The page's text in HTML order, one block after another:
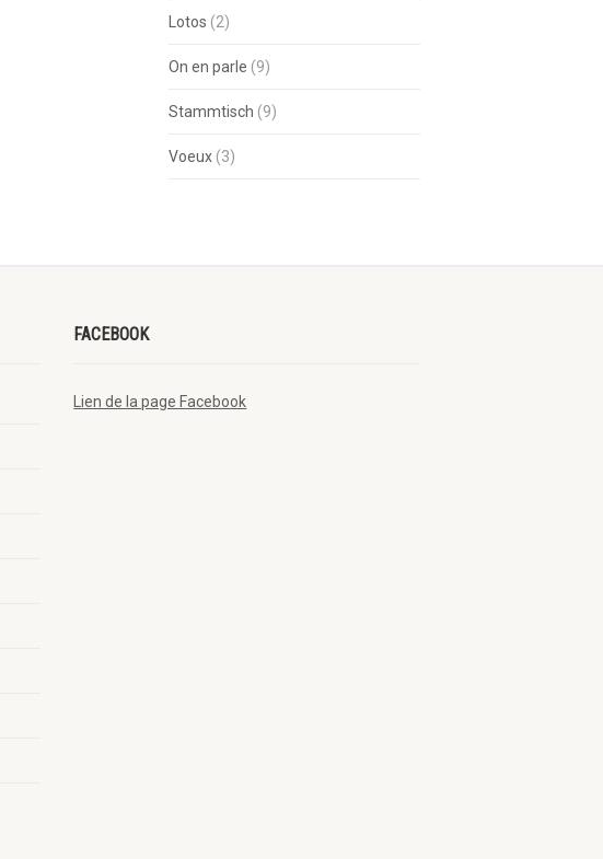
Lotos (2)
On en parle (9)
Stammtisch (9)
Voeux (3)
FACEBOOK
Lien de la page Facebook